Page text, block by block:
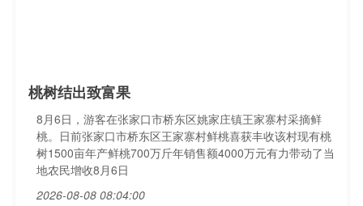
桃树结出致富果
8月6日，游客在张家口市桥东区姚家庄镇王家寨村采摘鲜
桃。日前张家口市桥东区王家寨村鲜桃喜获丰收该村现有桃
树1500亩年产鲜桃700万斤年销售额4000万元有力带动了当
地农民增收8月6日
2026-08-08 08:04:00